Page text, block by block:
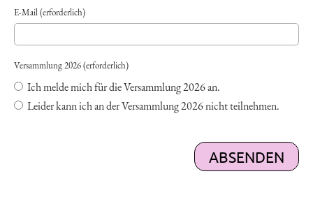
E-Mail (erforderlich)
Versammlung 2026 (erforderlich)
Ich melde mich für die Versammlung 2026 an.
Leider kann ich an der Versammlung 2026 nicht teilnehmen.